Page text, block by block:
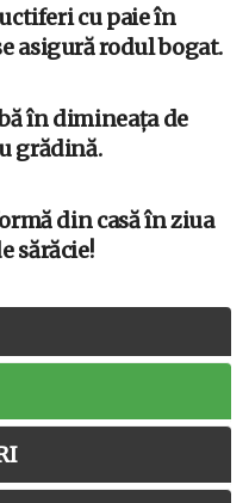
cu paie în
asigură rodul bogat.
în dimineața de
grădină.
din casă în ziua
sărăcie!